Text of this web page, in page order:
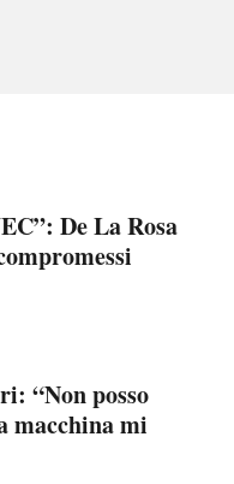
De La Rosa
“Non posso
macchina mi